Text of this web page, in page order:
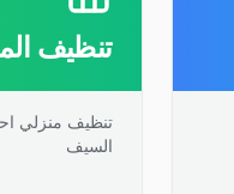
تنظيف
تنظيف منزلي
السيف